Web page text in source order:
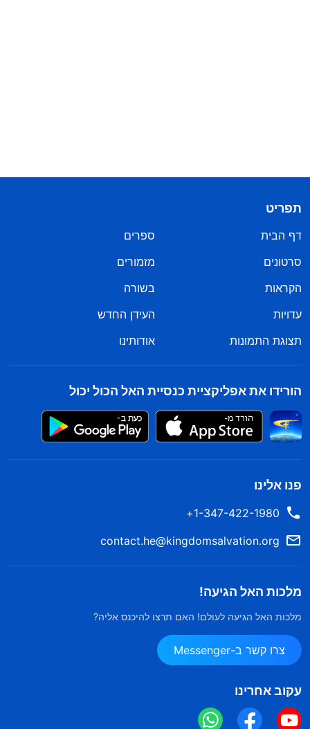
תפריט
דף הבית
ספרים
סרטונים
מזמורים
הקראות
בשורה
עדויות
העידן החדש
תצוגת התמונות
אודותינו
הורידו את אפליקציית כנסיית האל הכול יכול
פנו אלינו
1-347-422-1980+
contact.he@kingdomsalvation.org
מלכות האל הגיעה!
מלכות האל הגיעה לעולם! האם תרצו להיכנס אליה?
צרו קשר ב-Messenger
עקוב אחרינו